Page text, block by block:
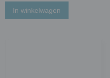
In winkelwagen